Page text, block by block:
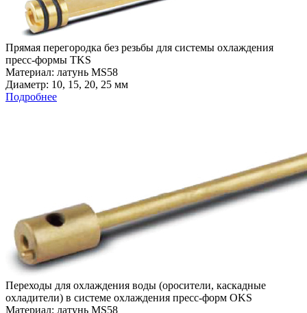
Прямая перегородка без резьбы для системы охлаждения
пресс-формы TKS
Материал: латунь MS58
Диаметр: 10, 15, 20, 25 мм
Подробнее
Переходы для охлаждения воды (оросители, каскадные
охладители) в системе охлаждения пресс-форм OKS
Материал: латунь MS58